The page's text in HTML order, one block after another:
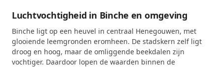
Luchtvochtigheid in Binche en omgeving
Binche ligt op een heuvel in centraal Henegouwen, met
glooiende leemgronden eromheen. De stadskern zelf ligt
droog en hoog, maar de omliggende beekdalen zijn
vochtiger. Daardoor lopen de waarden binnen de